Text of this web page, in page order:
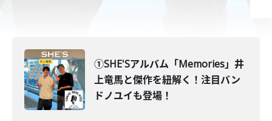
①SHE'Sアルバム「Memories」井
上竜馬と傑作を紐解く！注目バン
ドノユイも登場！